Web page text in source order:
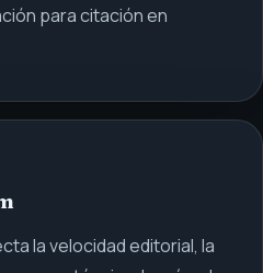
para citación en
la velocidad editorial, la